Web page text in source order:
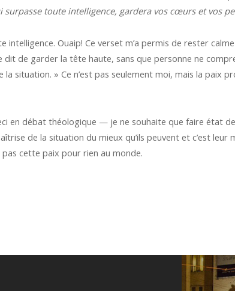
surpasse toute intelligence, gardera vos cœurs et vos
intelligence. Ouaip! Ce verset m’a permis de rester
dit de garder la tête haute, sans que personne ne
la situation. » Ce n’est pas seulement moi, mais la
en débat théologique — je ne souhaite que faire état
de la situation du mieux qu’ils peuvent et c’est
pas cette paix pour rien au monde.